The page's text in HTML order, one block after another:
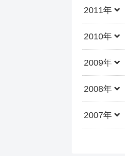
2011年
2010年
2009年
2008年
2007年